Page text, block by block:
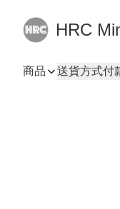
HRC
商品 送貨方式付